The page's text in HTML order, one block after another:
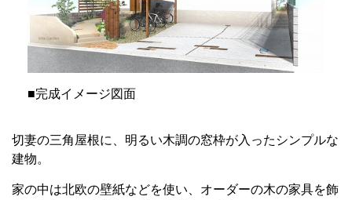
■完成イメージ図面
切妻の三角屋根に、明るい木調の窓枠が入ったシンプルな
建物。
家の中は北欧の壁紙などを使い、オーダーの木の家具を飾